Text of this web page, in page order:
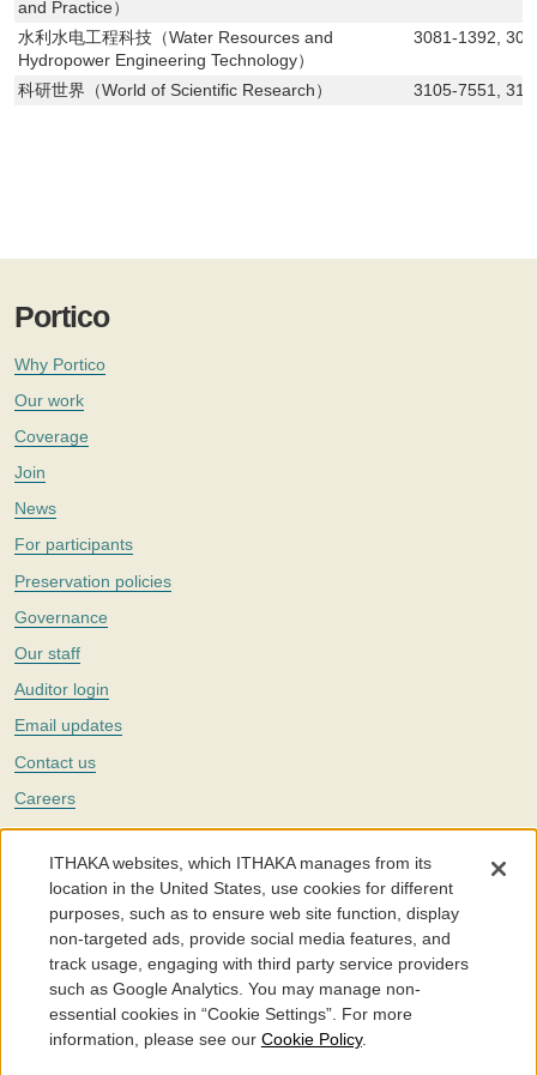
and Practice）
水利水电工程科技（Water Resources and
Hydropower Engineering Technology）
3081-1392,
科研世界（World of Scientific Research） 3105-7551,
Portico
Why Portico
Our work
Coverage
Join
News
For participants
Preservation policies
Governance
Our staff
Auditor login
Email updates
Contact us
Careers
Twitter
The Portico digital preservation service is part ofITHAKA, a nonprofit
with a mission to improve access to knowledge and education for people
around the world. We believe education is key to the wellbeing of
individuals and society, and we work to make it more effective and
affordable.
©2005-2026. Portico® and ITHAKA® are trademarks of ITHAKA
ITHAKA websites, which ITHAKA manages from its
location in the United States, use cookies for different
purposes, such as to ensure web site function, display
non-targeted ads, provide social media features, and
track usage, engaging with third party service providers
such as Google Analytics. You may manage non-
essential cookies in “Cookie Settings”. For more
information, please see our Cookie Policy.